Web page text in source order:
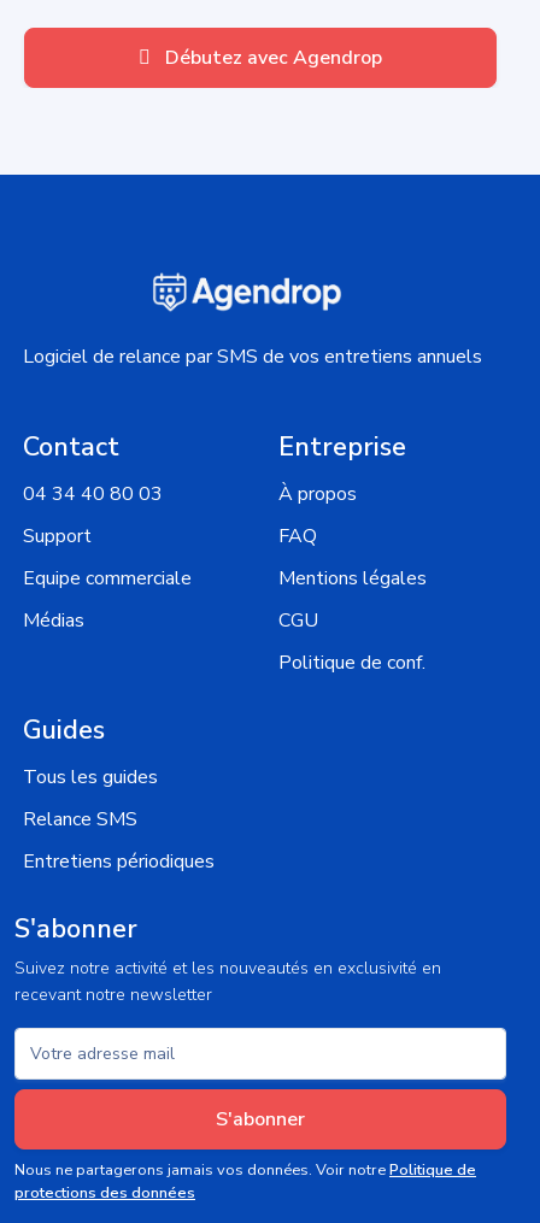
Débutez avec Agendrop
Logiciel de relance par SMS de vos entretiens annuels
Contact
04 34 40 80 03
Support
Equipe commerciale
Médias
Entreprise
À propos
FAQ
Mentions légales
CGU
Politique de conf.
Guides
Tous les guides
Relance SMS
Entretiens périodiques
S'abonner
Suivez notre activité et les nouveautés en exclusivité en
recevant notre newsletter
S'abonner
Nous ne partagerons jamais vos données. Voir notrePolitique de
protections des données